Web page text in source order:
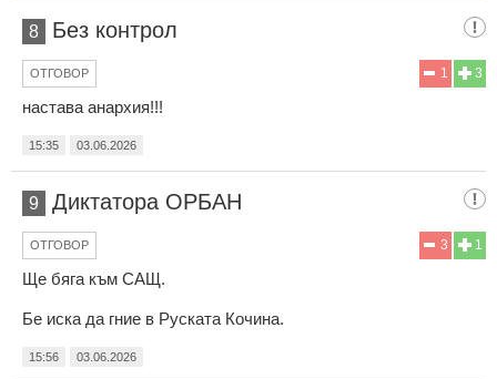
8 Без контрол
3
1
ОТГОВОР
настава анархия!!!
15:35 03.06.2026
9 Диктатора ОРБАН
1
3
ОТГОВОР
Ще бяга към САЩ.
Бе иска да гние в Руската Кочина.
15:56 03.06.2026